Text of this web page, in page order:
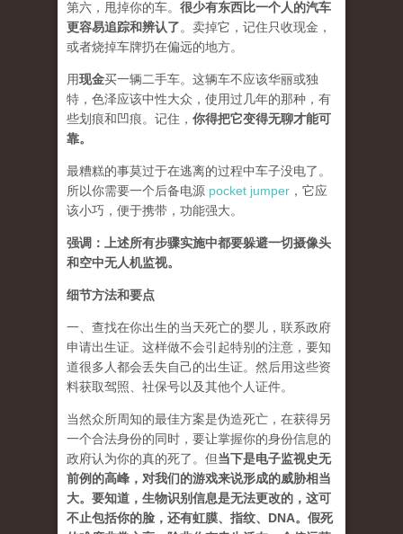
第六，甩掉你的车。 很少有东西比一个人的汽车
更容易追踪和辨认了。卖掉它，记住只收现金，
或者烧掉车牌扔在偏远的地方。
用现金买一辆二手车。这辆车不应该华丽或独
特，色泽应该中性大众，使用过几年的那种，有
些划痕和凹痕。记住， 你得把它变得无聊才能可
靠。
最糟糕的事莫过于在逃离的过程中车子没电了。
所以你需要一个后备电源 pocket jumper ，它应
该小巧，便于携带，功能强大。
强调：上述所有步骤实施中都要躲避一切摄像头
和空中无人机监视。
细节方法和要点
一、查找在你出生的当天死亡的婴儿，联系政府
申请出生证。这样做不会引起特别的注意，要知
道很多人都会丢失自己的出生证。然后用这些资
料获取驾照、社保号以及其他个人证件。
当然众所周知的最佳方案是伪造死亡，在获得另
一个合法身份的同时，要让掌握你的身份信息的
政府认为你的真的死了。但当下是电子监视史无
前例的高峰，对我们的游戏来说形成的威胁相当
大。要知道，生物识别信息是无法更改的，这可
不止包括你的脸，还有虹膜、指纹、DNA。假死